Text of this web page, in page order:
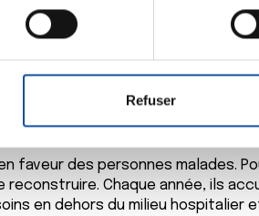
vos données personnelles et
votre consentement à tout
et d'analyse, qui peuvent
lors de votre utilisation de
Refuser
et d’adapter ainsi le
en partenariat avec le malade. »
la Ligue de Gironde
faveur des personnes malades.
Chaque année, ils
en dehors du milieu